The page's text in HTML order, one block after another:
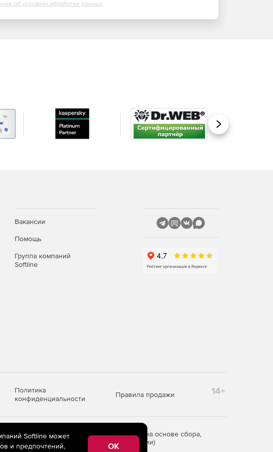
об условиях обработки данных
Вперед
Вакансии
Помощь
Группа компаний
Softline
Политика
конфиденциальности
Правила продажи 14+
предоставления информации на основе сбора,
на территории Российской Федерации)
Softline может
и предпочтений, OK